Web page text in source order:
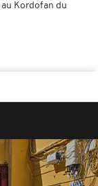
Kordofan du